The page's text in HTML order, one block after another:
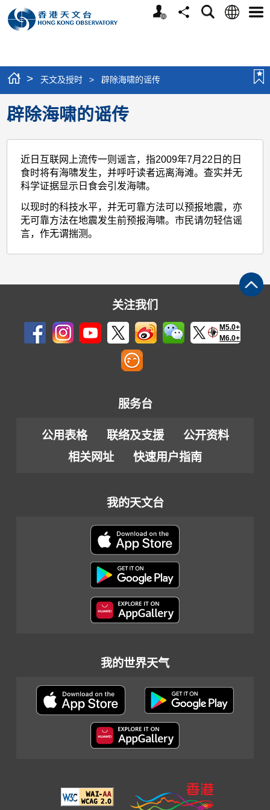
个
分
搜
语
选
> 天文及授时 > 辟除海啸的谣传
辟除海啸的谣传
近日互联网上流传一则谣言，指2009年7月 22 日 的日
食时将有海啸发生，并呼吁读者远离海滩。查实并无
科学证据显示日食会引发海啸。
以现时的科技水平，并无可靠方法可以预报地震，亦
无可靠方法在地震发生前预报海啸。市民请勿轻信谣
言，作无谓揣测。
关注我们
M5.0+
M6.0+
服务台
公用表格 联络及支援
公开资料
相关网址
快速用户指南
我的天文台
我的世界天气